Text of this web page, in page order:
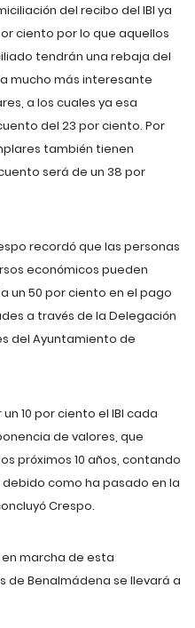
del recibo del IBI ya
ciento por lo que aquellos
tendrán una rebaja del
mucho más interesante
a los cuales ya esa
del 23 por ciento. Por
también tienen
será de un 38 por
recordó que las personas
económicos pueden
un 50 por ciento en el pago
a través de la Delegación
del Ayuntamiento de
10 por ciento el IBI cada
de valores, que
próximos 10 años, contando
como ha pasado en la
Crespo.
marcha de esta
de Benalmádena se llevará a